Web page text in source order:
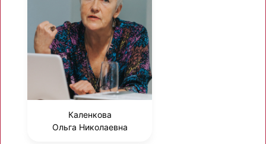
Каленкова
Ольга Николаевна